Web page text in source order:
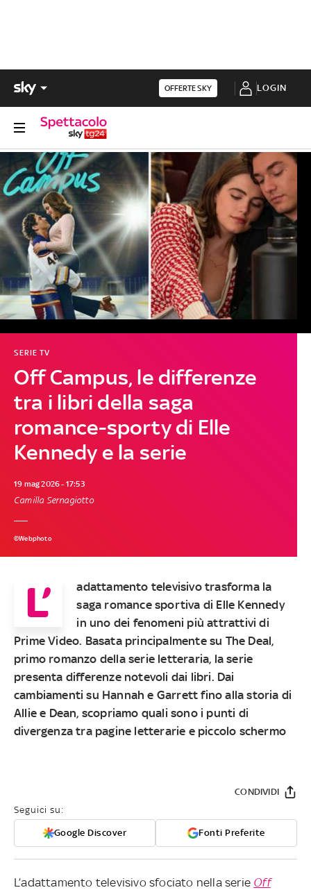
OFFERTE SKY LOGIN
Off Campus, le differenze
tra i libri della saga
romance-sporty di Elle
Kennedy e la serie
SERIE TV
19 mag 2026 - 17:53
Camilla Sernagiotto
©Webphoto
L’
adattamento televisivo trasforma la
saga romance sportiva di Elle Kennedy
in uno dei fenomeni più attrattivi di
Prime Video. Basata principalmente su The Deal,
primo romanzo della serie letteraria, la serie
presenta differenze notevoli dai libri. Dai
cambiamenti su Hannah e Garrett fino alla storia di
Allie e Dean, scopriamo quali sono i punti di
divergenza tra pagine letterarie e piccolo schermo
Seguici su:
Google Discover Fonti Preferite
CONDIVIDI
L’adattamento televisivo sfociato nella serie Off